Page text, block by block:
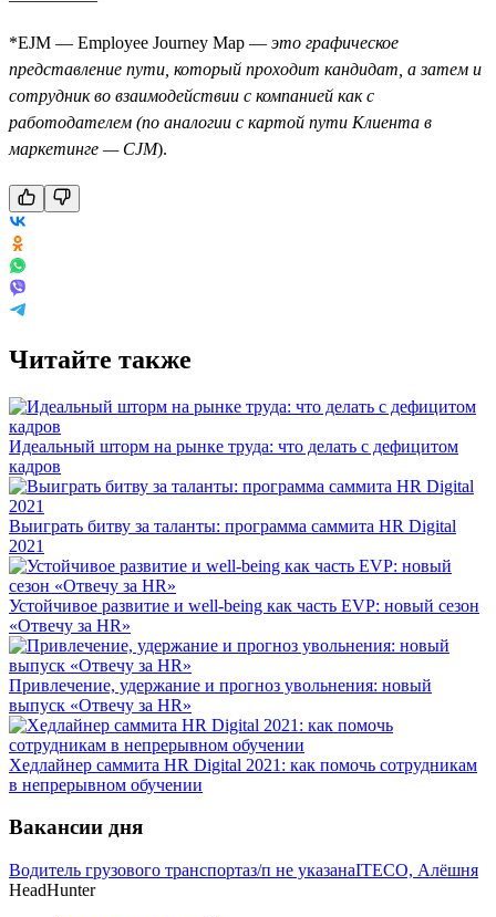
*EJM — Employee Journey Map — это графическое
представление пути, который проходит кандидат, а затем и
сотрудник во взаимодействии с компанией как c
работодателем (по аналогии с картой пути Клиента в
маркетинге — CJM).
Читайте также
Идеальный шторм на рынке труда: что делать с дефицитом
кадров
Выиграть битву за таланты: программа саммита HR Digital
2021
Устойчивое развитие и well-being как часть EVP: новый сезон
«Отвечу за HR»
Привлечение, удержание и прогноз увольнения: новый
выпуск «Отвечу за HR»
Хедлайнер саммита HR Digital 2021: как помочь сотрудникам
в непрерывном обучении
Вакансии дня
Водитель грузового транспортаз/п не указанаITECO, Алёшня
HeadHunter